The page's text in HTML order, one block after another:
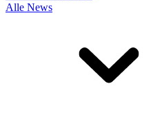
Alle News